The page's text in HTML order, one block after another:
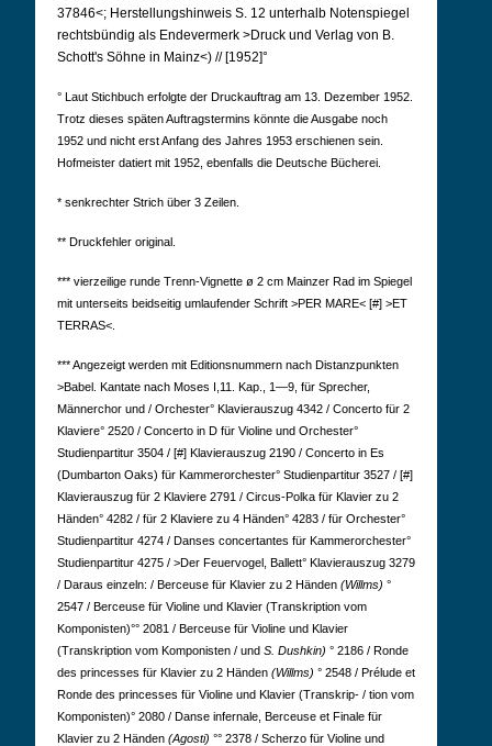
37846<; Herstellungshinweis S. 12 unterhalb Notenspiegel
rechtsbündig als Endevermerk >Druck und Verlag von B.
Schott's Söhne in Mainz<) // [1952]°
° Laut Stichbuch erfolgte der Druckauftrag am 13. Dezember 1952.
Trotz dieses späten Auftragstermins könnte die Ausgabe noch
1952 und nicht erst Anfang des Jahres 1953 erschienen sein.
Hofmeister datiert mit 1952, ebenfalls die Deutsche Bücherei.
* senkrechter Strich über 3 Zeilen.
** Druckfehler original.
*** vierzeilige runde Trenn-Vignette ø 2 cm Mainzer Rad im Spiegel
mit unterseits beidseitig umlaufender Schrift >PER MARE< [#] >ET
TERRAS<.
*** Angezeigt werden mit Editionsnummern nach Distanzpunkten
>Babel. Kantate nach Moses I,11. Kap., 1—9, für Sprecher,
Männerchor und / Orchester° Klavierauszug 4342 / Concerto für 2
Klaviere° 2520 / Concerto in D für Violine und Orchester°
Studienpartitur 3504 / [#] Klavierauszug 2190 / Concerto in Es
(Dumbarton Oaks) für Kammerorchester° Studienpartitur 3527 / [#]
Klavierauszug für 2 Klaviere 2791 / Circus-Polka für Klavier zu 2
Händen° 4282 / für 2 Klaviere zu 4 Händen° 4283 / für Orchester°
Studienpartitur 4274 / Danses concertantes für Kammerorchester°
Studienpartitur 4275 / >Der Feuervogel, Ballett° Klavierauszug 3279
/ Daraus einzeln: / Berceuse für Klavier zu 2 Händen (Willms) °
2547 / Berceuse für Violine und Klavier (Transkription vom
Komponisten)°° 2081 / Berceuse für Violine und Klavier
(Transkription vom Komponisten / und S. Dushkin) ° 2186 / Ronde
des princesses für Klavier zu 2 Händen (Willms) ° 2548 / Prélude et
Ronde des princesses für Violine und Klavier (Transkrip- / tion vom
Komponisten)° 2080 / Danse infernale, Berceuse et Finale für
Klavier zu 2 Händen (Agosti) °° 2378 / Scherzo für Violine und